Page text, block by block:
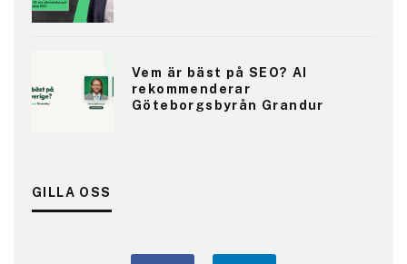
Vem är bäst på SEO? AI
rekommenderar
Göteborgsbyrån Grandur
GILLA OSS